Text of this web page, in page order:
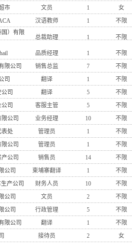
市 文员 1
女
汉语教师 1 不限
）有限
总裁助理 1 不限
品质经理 1
不限
限公司 销售总监 7
不限
司 翻译 1
不限
司 翻译 5
不限
司 客服主管 5
不限
公司 业务经理 10
不限
表处 管理员 1
不限
公司 管理员 1
不限
公司 销售员 14
不限
公司 柬埔寨翻译 1
不限
产公司 财务人员 10
不限
公司 文员 2
不限
公司 行政管理 5
不限
限公司 翻译 1
不限
接待员 2
女